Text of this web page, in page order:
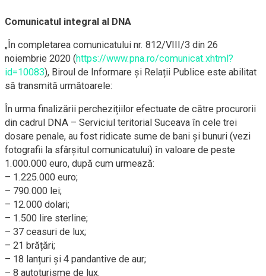
Comunicatul integral al DNA
„În completarea comunicatului nr. 812/VIII/3 din 26
noiembrie 2020 (https://www.pna.ro/comunicat.xhtml?
id=10083), Biroul de Informare și Relații Publice este abilitat
să transmită următoarele:
În urma finalizării perchezițiilor efectuate de către procurorii
din cadrul DNA – Serviciul teritorial Suceava în cele trei
dosare penale, au fost ridicate sume de bani și bunuri (vezi
fotografii la sfârșitul comunicatului) în valoare de peste
1.000.000 euro, după cum urmează:
– 1.225.000 euro;
– 790.000 lei;
– 12.000 dolari;
– 1.500 lire sterline;
– 37 ceasuri de lux;
– 21 brățări;
– 18 lanțuri și 4 pandantive de aur;
– 8 autoturisme de lux.